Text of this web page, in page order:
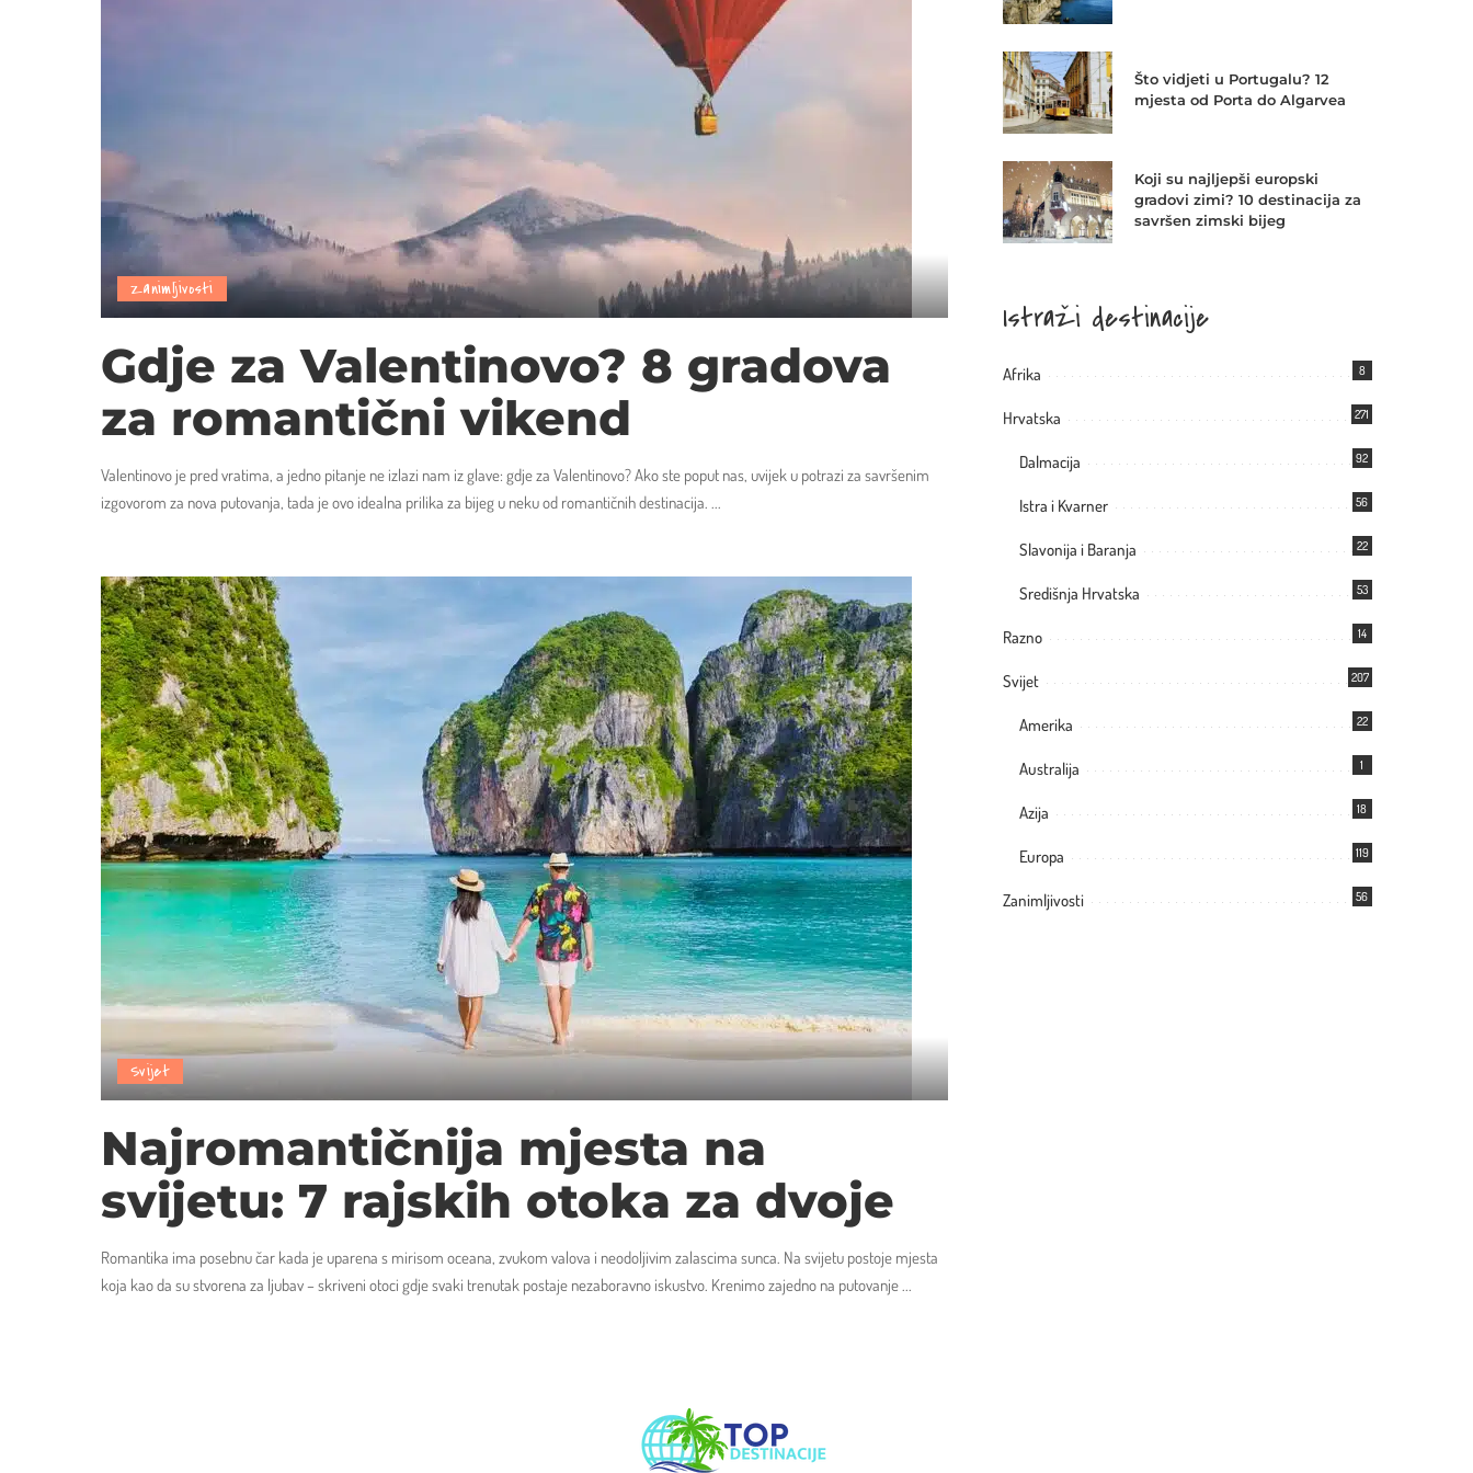
Zanimljivosti
Gdje za Valentinovo? 8 gradova
za romantični vikend
Valentinovo je pred vratima, a jedno pitanje ne izlazi nam iz glave: gdje za Valentinovo? Ako ste poput nas, uvijek u potrazi za savršenim
izgovorom za nova putovanja, tada je ovo idealna prilika za bijeg u neku od romantičnih destinacija. ...
Svijet
Najromantičnija mjesta na
svijetu: 7 rajskih otoka za dvoje
Romantika ima posebnu čar kada je uparena s mirisom oceana, zvukom valova i neodoljivim zalascima sunca. Na svijetu postoje mjesta
koja kao da su stvorena za ljubav – skriveni otoci gdje svaki trenutak postaje nezaboravno iskustvo. Krenimo zajedno na putovanje...
Što vidjeti u Portugalu? 12
mjesta od Porta do Algarvea
Koji su najljepši europski
gradovi zimi? 10 destinacija za
savršen zimski bijeg
Istraži destinacije
Afrika 8
Hrvatska 271
Dalmacija 92
Istra i Kvarner 56
Slavonija i Baranja 22
Središnja Hrvatska 53
Razno 14
Svijet 207
Amerika 22
Australija 1
Azija 18
Europa 119
Zanimljivosti 56